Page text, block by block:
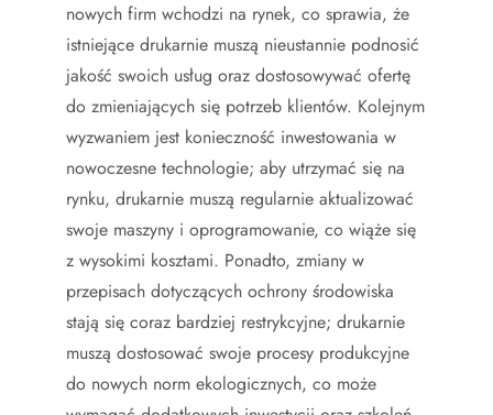
nowych firm wchodzi na rynek, co sprawia, że
istniejące drukarnie muszą nieustannie podnosić
jakość swoich usług oraz dostosowywać ofertę
do zmieniających się potrzeb klientów. Kolejnym
wyzwaniem jest konieczność inwestowania w
nowoczesne technologie; aby utrzymać się na
rynku, drukarnie muszą regularnie aktualizować
swoje maszyny i oprogramowanie, co wiąże się
z wysokimi kosztami. Ponadto, zmiany w
przepisach dotyczących ochrony środowiska
stają się coraz bardziej restrykcyjne; drukarnie
muszą dostosować swoje procesy produkcyjne
do nowych norm ekologicznych, co może